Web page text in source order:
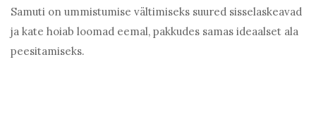
Samuti on ummistumise vältimiseks suured sisselaskeavad
ja kate hoiab loomad eemal, pakkudes samas ideaalset ala
peesitamiseks.